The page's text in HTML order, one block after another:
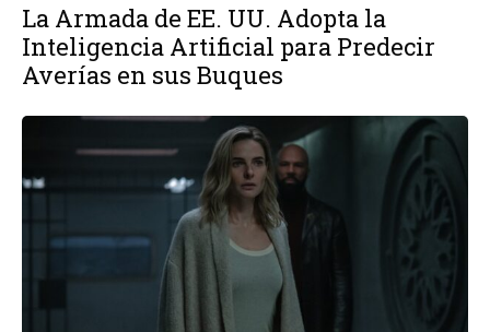
La Armada de EE. UU. Adopta la
Inteligencia Artificial para Predecir
Averías en sus Buques